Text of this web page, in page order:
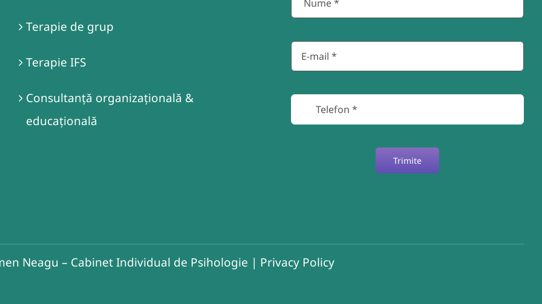
Terapie de grup
Terapie IFS
Consultanță organizațională &
educațională
Trimite
Neagu – Cabinet Individual de Psihologie | Privacy Policy